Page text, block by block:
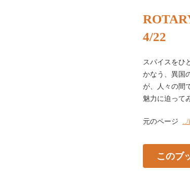
4/22
スパイスをひ
かなう、異国
が、人々の間
魅力に迫って
元のページ ../
このブ